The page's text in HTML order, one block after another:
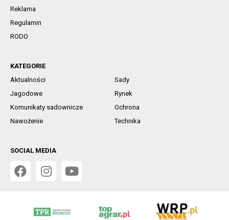
Reklama
Regulamin
RODO
KATEGORIE
Aktualności
Sady
Jagodowe
Rynek
Komunikaty sadownicze
Ochrona
Nawożenie
Technika
SOCIAL MEDIA